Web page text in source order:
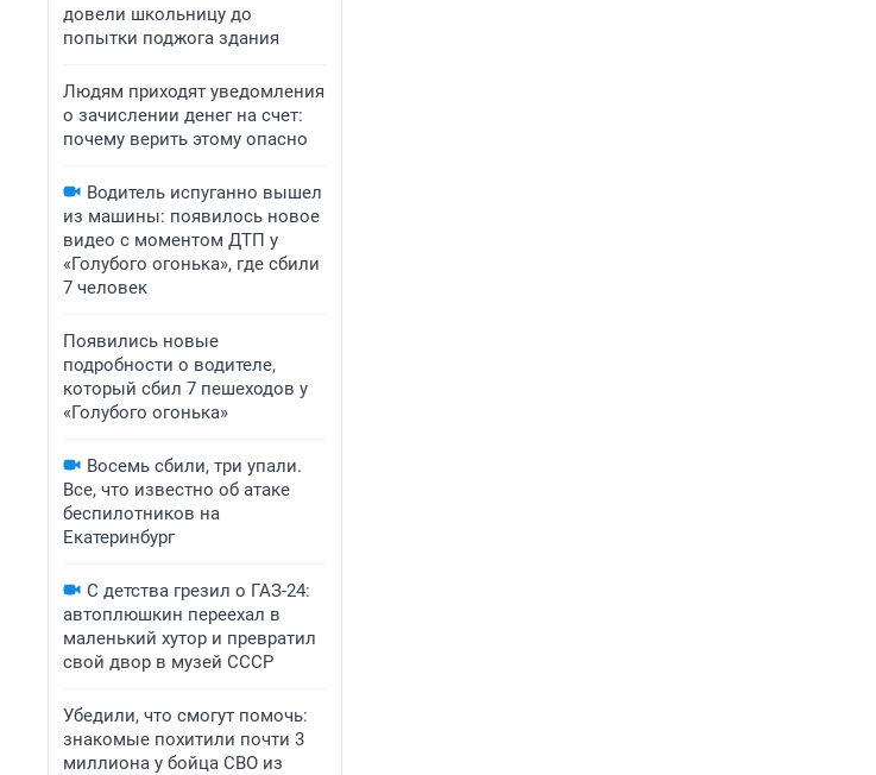
довели школьницу до
попытки поджога здания
Людям приходят уведомления
о зачислении денег на счет:
почему верить этому опасно
Водитель испуганно вышел
из машины: появилось новое
видео с моментом ДТП у
«Голубого огонька», где сбили
7 человек
Появились новые
подробности о водителе,
который сбил 7 пешеходов у
«Голубого огонька»
Восемь сбили, три упали.
Все, что известно об атаке
беспилотников на
Екатеринбург
С детства грезил о ГАЗ-24:
автоплюшкин переехал в
маленький хутор и превратил
свой двор в музей СССР
Убедили, что смогут помочь:
знакомые похитили почти 3
миллиона у бойца СВО из